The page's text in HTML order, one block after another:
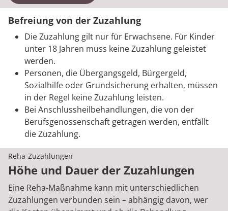
Befreiung von der Zuzahlung
Die Zuzahlung gilt nur für Erwachsene. Für Kinder
unter 18 Jahren muss keine Zuzahlung geleistet
werden.
Personen, die Übergangsgeld, Bürgergeld,
Sozialhilfe oder Grundsicherung erhalten, müssen
in der Regel keine Zuzahlung leisten.
Bei Anschlussheilbehandlungen, die von der
Berufsgenossenschaft getragen werden, entfällt
die Zuzahlung.
Reha-Zuzahlungen
Höhe und Dauer der Zuzahlungen
Eine Reha-Maßnahme kann mit unterschiedlichen
Zuzahlungen verbunden sein – abhängig davon, wer